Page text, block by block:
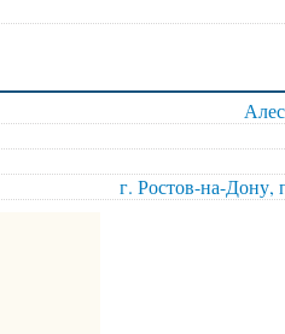
г. Ростов-на-Дону,